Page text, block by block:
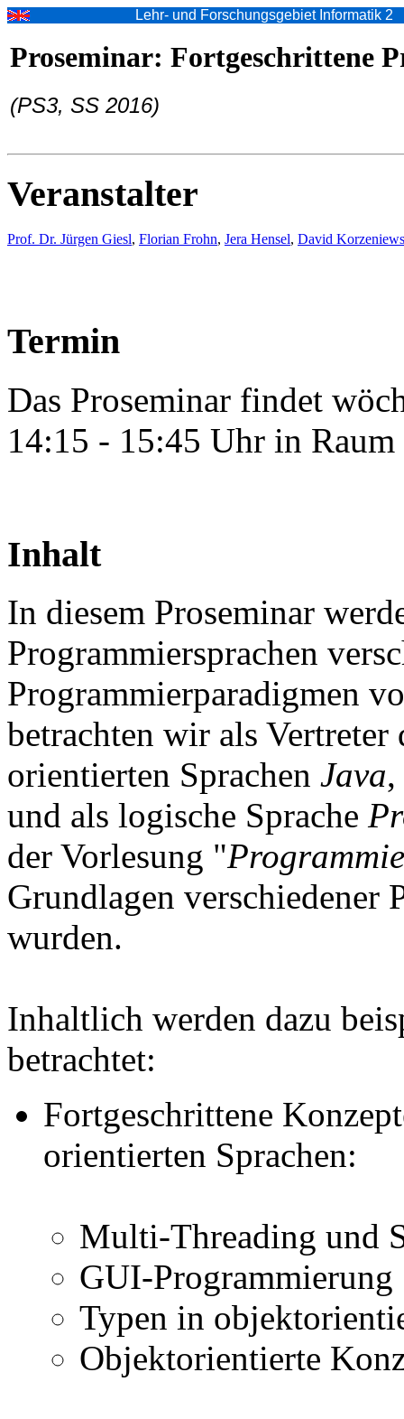
Lehr- und Forschungsgebiet Informatik 2
Proseminar: Fortgeschrittene
(PS3, SS 2016)
Veranstalter
Prof. Dr. Jürgen Giesl, Florian Frohn, Jera Hensel, David
Termin
Das Proseminar findet
14:15 - 15:45 Uhr in Raum
Inhalt
In diesem Proseminar
Programmiersprachen
Programmierparadigmen
betrachten wir als
orientierten Sprachen Java
und als logische Sprache
der Vorlesung "
Grundlagen verschiedener
wurden.
Inhaltlich werden dazu
betrachtet:
Fortgeschrittene
orientierten Sprachen:
Multi-Threading und
GUI-Programmierung
Typen in
Objektorientierte